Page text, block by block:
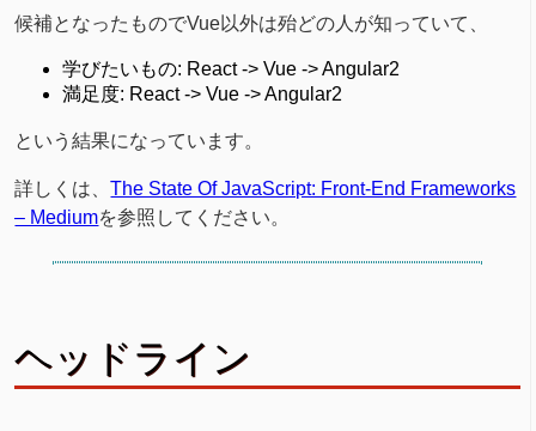
候補となったものでVue以外は殆どの人が知っていて、
学びたいもの: React -> Vue -> Angular2
満足度: React -> Vue -> Angular2
という結果になっています。
詳しくは、The State Of JavaScript: Front-End Frameworks
– Mediumを参照してください。
ヘッドライン